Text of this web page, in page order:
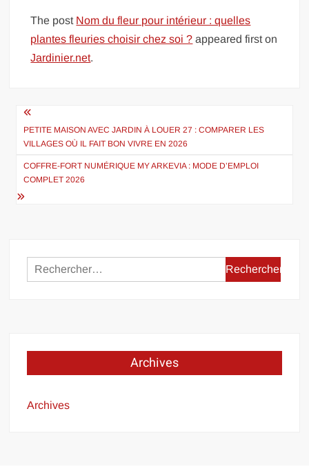
The post Nom du fleur pour intérieur : quelles
plantes fleuries choisir chez soi ? appeared first on
Jardinier.net.
Navigation
de
l’article
PETITE MAISON AVEC JARDIN À LOUER 27 : COMPARER LES
VILLAGES OÙ IL FAIT BON VIVRE EN 2026
COFFRE-FORT NUMÉRIQUE MY ARKEVIA : MODE D’EMPLOI
COMPLET 2026
Rechercher :
Archives
Archives